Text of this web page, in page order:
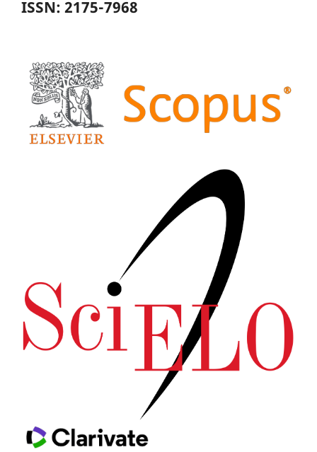
ISSN: 2175-7968